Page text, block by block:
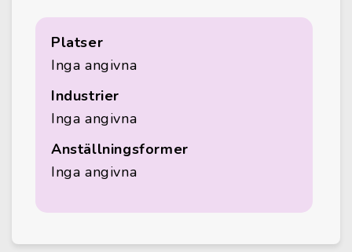
Platser
Inga angivna
Industrier
Inga angivna
Anställningsformer
Inga angivna